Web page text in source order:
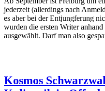
jederzeit (allerdings nach
es aber bei der Entjungferung
wurden die ersten Writer
ausgewählt. Darf man also
Kosmos